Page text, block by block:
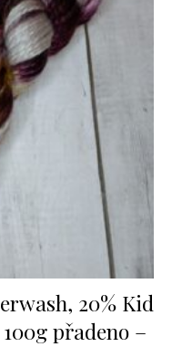
20% Kid
přadeno –